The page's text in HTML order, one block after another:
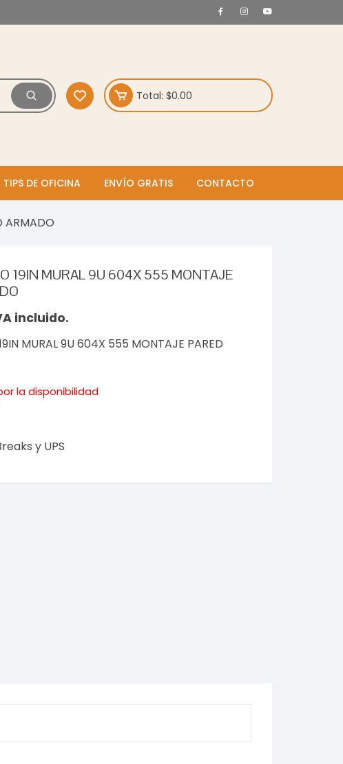
Total: $0.00
TIPS DE OFICINA ENVÍO GRATIS CONTACTO
ARMADO
19IN MURAL 9U 604X 555 MONTAJE
incluido.
MURAL 9U 604X 555 MONTAJE PARED
la disponibilidad
y UPS